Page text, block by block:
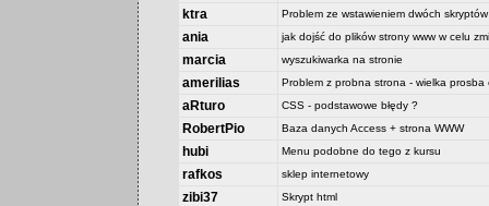
ktra Problem ze wstawieniem dwóch skryptów
ania jak dojść do plików strony www w celu
marcia wyszukiwarka na stronie
amerilias Problem z probna strona - wielka prosba
aRturo CSS - podstawowe błędy ?
RobertPio Baza danych Access + strona WWW
hubi Menu podobne do tego z kursu
rafkos sklep internetowy
zibi37 Skrypt html